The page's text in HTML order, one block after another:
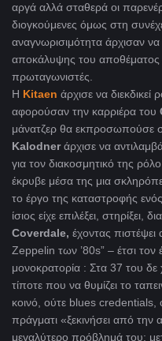
αργά αλλά σταθερά οι
διογκούμενες όμως στη
αναγνωρισιμότητα άρχισαν
αποκάλυψης του αποθέματος
πρωταγωνιστές.
Η Kitaen άρχισε να
αφορούσαν την καρριέρα του
μάνατζερ θα εκπροσωπούσε
Kalodnerάρχισε να
για τον διακοσμητικό της
έκρυβε μέσα της μια
το έργο της καταστροφής
ίσιος είχε επιλέξει, στηρίξει,
Coverdale, έχοντας
Zeppelin των ’80s” – έτσι
μονοκρατορία : Στα 37 του δε
τίποτε που να θυμίζει το
κοινό, ούτε blues credentials,
πράγματι «ξεκινήσει από
μεγαλύτερο πρόβλημά του: